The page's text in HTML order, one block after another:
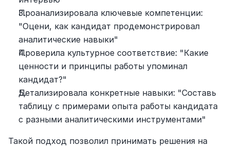
Проанализировала ключевые компетенции:
"Оцени, как кандидат продемонстрировал
аналитические навыки"
Проверила культурное соответствие: "Какие
ценности и принципы работы упоминал
кандидат?"
Детализировала конкретные навыки: "Составь
таблицу с примерами опыта работы кандидата
с разными аналитическими инструментами"
Такой подход позволил принимать решения на